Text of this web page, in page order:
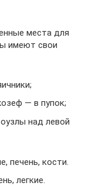
места для
имеют свои
— в пупок;
над левой
печень, кости.
легкие.